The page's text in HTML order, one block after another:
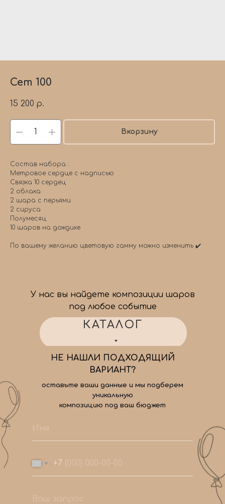
Сет 100
15 200 р.
Вкорзину
Состав набора :
Метровое сердце с надписью
Связка 10 сердец
2 облака
2 шара с перьями
2 сируса
Полумесяц
10 шаров на дождике
По вашему желанию цветовую гамму можно изменить ✔️
КАТАЛОГ
У нас вы найдете композиции шаров
под любое событие
+7
НЕ НАШЛИ ПОДХОДЯЩИЙ
ВАРИАНТ?
оставьте ваши данные и мы подберем
уникальную
композицию под ваш бюджет